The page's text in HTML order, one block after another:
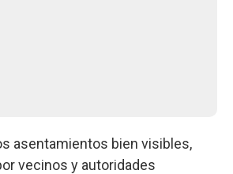
asentamientos bien visibles,
vecinos y autoridades